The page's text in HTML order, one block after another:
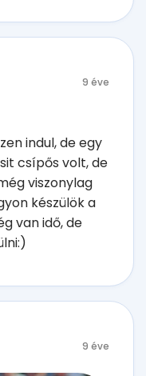
9 éve
indul, de egy
csípős volt, de
viszonylag
készülök a
van idő, de
9 éve